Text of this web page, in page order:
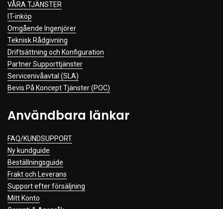
VÅRA TJÄNSTER
IT-inköp
Omgående Ingenjörer
Teknisk Rådgivning
Driftsättning och Konfiguration
Partner Supporttjänster
Servicenivåavtal (SLA)
Bevis På Koncept Tjänster (POC)
Användbara länkar
FAQ/KUNDSUPPORT
Ny kundguide
Beställningsguide
Frakt och Leverans
Support efter försäljning
Mitt Konto